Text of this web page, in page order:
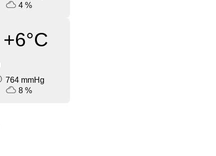
4 %
+6°C
764 mmHg
8 %